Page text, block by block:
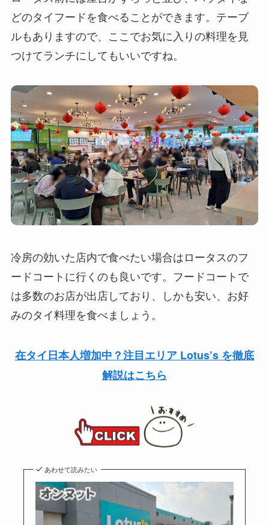
どのタイフードを食べることができます。テーブ
ルもありますので、ここでお気に入りの料理を見
つけてランチにしてもいいですね。
冷房の効いた店内で食べたい場合はロータスのフ
ードコートに行くのも良いです。フードコートで
は多数のお店が出店しており、しかも安い、お好
みのタイ料理を食べましょう。
在タイ日本人増加中？注目エリア Lotus’s を徹底
解説はこちら
あわせて読みたい